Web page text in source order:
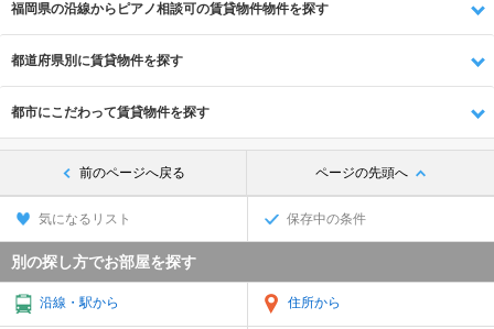
福岡県の沿線からピアノ相談可の賃貸物件物件を探す
都道府県別に賃貸物件を探す
都市にこだわって賃貸物件を探す
前のページへ戻る ページの先頭へ
気になるリスト 保存中の条件
別の探し方でお部屋を探す
沿線・駅から 住所から